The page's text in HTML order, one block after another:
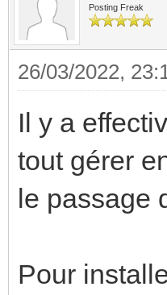
Posting Freak
26/03/2022,
Il y a
tout gérer
le passage
Pour